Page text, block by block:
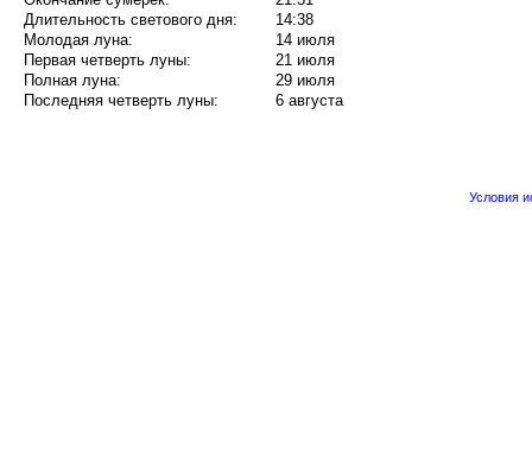
Длительность светового дня:
14:38
Молодая луна:
14 июля
Первая четверть луны:
21 июля
Полная луна:
29 июля
Последняя четверть луны:
6 августа
Условия